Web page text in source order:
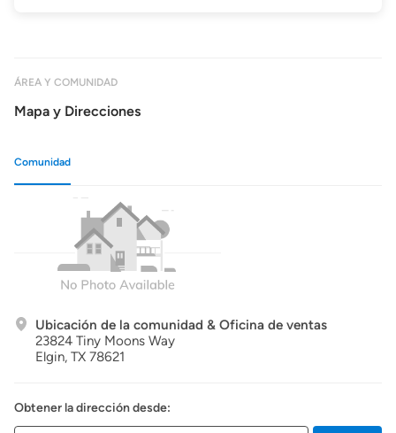
ÁREA Y COMUNIDAD
Mapa y Direcciones
Comunidad
Ubicación de la comunidad & Oficina de ventas
23824 Tiny Moons Way
Elgin, TX 78621
Obtener la dirección desde: